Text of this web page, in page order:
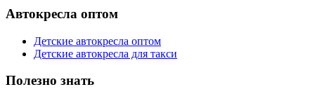
Автокресла оптом
Детские автокресла оптом
Детские автокресла для такси
Полезно знать